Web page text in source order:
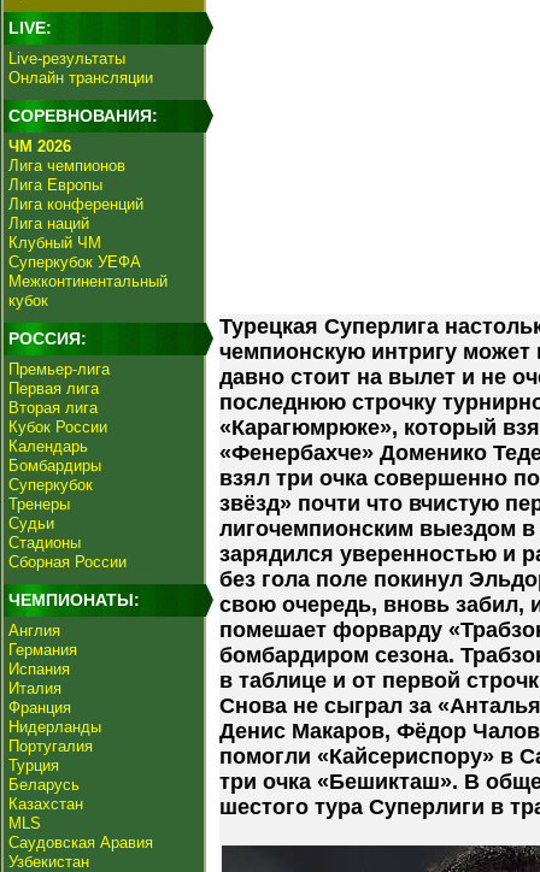
LIVE:
Live-результаты
Онлайн трансляции
СОРЕВНОВАНИЯ:
ЧМ 2026
Лига чемпионов
Лига Европы
Лига конференций
Лига наций
Клубный ЧМ
Суперкубок УЕФА
Межконтинентальный
кубок
РОССИЯ:
Премьер-лига
Первая лига
Вторая лига
Кубок России
Календарь
Бомбардиры
Суперкубок
Тренеры
Судьи
Стадионы
Сборная России
ЧЕМПИОНАТЫ:
Англия
Германия
Испания
Италия
Франция
Нидерланды
Португалия
Турция
Беларусь
Казахстан
MLS
Саудовская Аравия
Узбекистан
Турецкая Суперлига
чемпионскую интригу может
давно стоит на вылет и не
последнюю строчку
«Карагюмрюке», который
«Фенербахче» Доменико
взял три очка совершенно
звёзд» почти что вчистую
лигочемпионским выездом
зарядился уверенностью и
без гола поле покинул
свою очередь, вновь забил,
помешает форварду
бомбардиром сезона.
в таблице и от первой
Снова не сыграл за
Денис Макаров, Фёдор
помогли «Кайсериспору» в
три очка «Бешикташ». В
шестого тура Суперлиги в